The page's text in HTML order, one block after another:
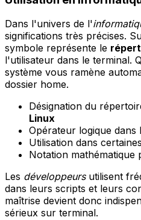
Dans l'univers de l'
significations très précises.
symbole représente le
l'utilisateur dans le terminal.
système vous ramène
dossier home.
Désignation du
Linux
Opérateur logique dans
Utilisation dans certaines
Notation
Les développeursutilisent
dans leurs scripts et leurs
maîtrise devient donc
sérieux sur terminal.